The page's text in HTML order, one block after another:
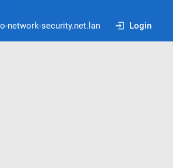
network-security.net.lan Login